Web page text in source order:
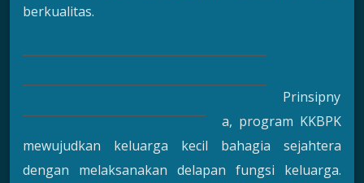
berkualitas.
Prinsipny
a, program KKBPK
mewujudkan keluarga kecil bahagia sejahtera
dengan melaksanakan delapan fungsi keluarga.